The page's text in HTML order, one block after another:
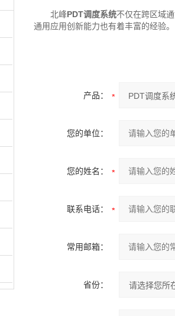
北峰PDT调度系统不仅在跨区域
通用应用创新能力也有着丰富的经验。
产品：
您的单位：
您的姓名：
联系电话：
常用邮箱：
省份：